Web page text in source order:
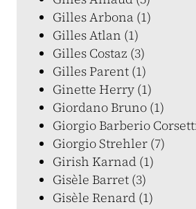
Gilles Arbona (1)
Gilles Atlan (1)
Gilles Costaz (3)
Gilles Parent (1)
Ginette Herry (1)
Giordano Bruno (1)
Giorgio Barberio
Giorgio Strehler (7)
Girish Karnad (1)
Gisèle Barret (3)
Gisèle Renard (1)